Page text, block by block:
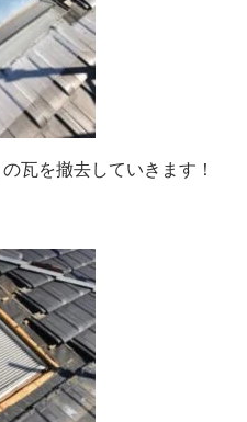
瓦を撤去していきます！